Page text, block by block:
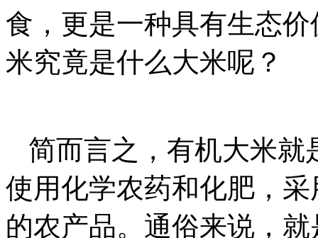
食，更是一种具有生态
米究竟是什么大米呢？
简而言之，有机大米就
使用化学农药和化肥，
的农产品。通俗来说，